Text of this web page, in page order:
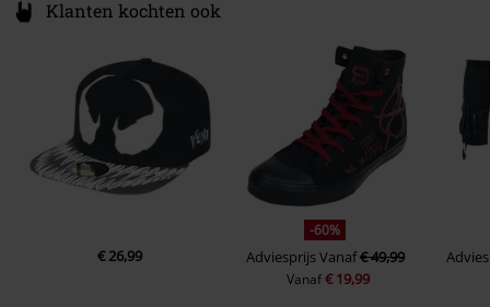
Klanten kochten ook
€ 26,99
-60%
AdviesprijsVanaf€ 49,99
Vanaf€ 19,99